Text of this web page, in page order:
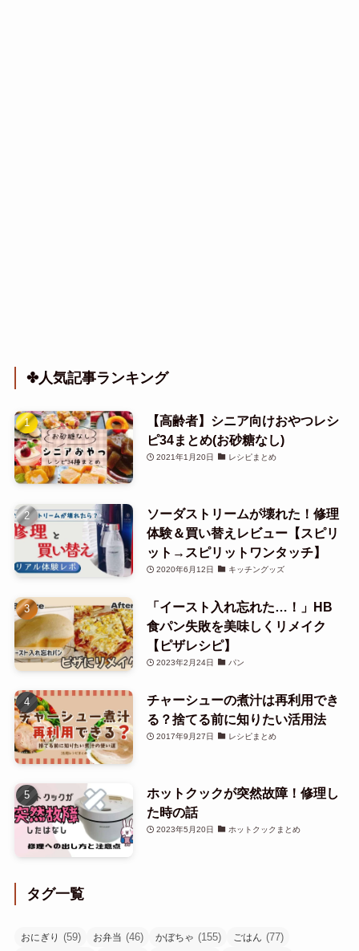
✤人気記事ランキング
【高齢者】シニア向けおやつレシ
ピ34まとめ(お砂糖なし)
2021年1月20日 レシピまとめ
ソーダストリームが壊れた！修理
体験＆買い替えレビュー【スピリ
ット→スピリットワンタッチ】
2020年6月12日 キッチングッズ
「イースト入れ忘れた…！」HB
食パン失敗を美味しくリメイク
【ピザレシピ】
2023年2月24日 パン
チャーシューの煮汁は再利用でき
る？捨てる前に知りたい活用法
2017年9月27日 レシピまとめ
ホットクックが突然故障！修理し
た時の話
2023年5月20日 ホットクックまとめ
タグ一覧
おにぎり (59) お弁当 (46) かぼちゃ (155) ごはん (77)